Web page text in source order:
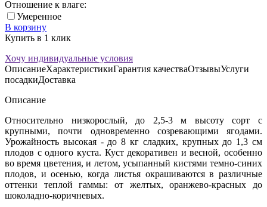
Отношение к влаге:
Умеренное
В корзину
Купить в 1 клик
Хочу индивидуальные условия
ОписаниеХарактеристикиГарантия качестваОтзывыУслуги
посадкиДоставка
Описание
Относительно низкорослый, до 2,5-3 м высоту сорт с
крупными, почти одновременно созревающими ягодами.
Урожайность высокая - до 8 кг сладких, крупных до 1,3 см
плодов с одного куста. Куст декоративен и весной, особенно
во время цветения, и летом, усыпанный кистями темно-синих
плодов, и осенью, когда листья окрашиваются в различные
оттенки теплой гаммы: от желтых, оранжево-красных до
шоколадно-коричневых.